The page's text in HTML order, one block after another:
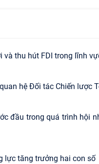
thu hút FDI trong lĩnh
hệ Đối tác Chiến lược
đầu trong quá trình hội
lực tăng trưởng hai con số